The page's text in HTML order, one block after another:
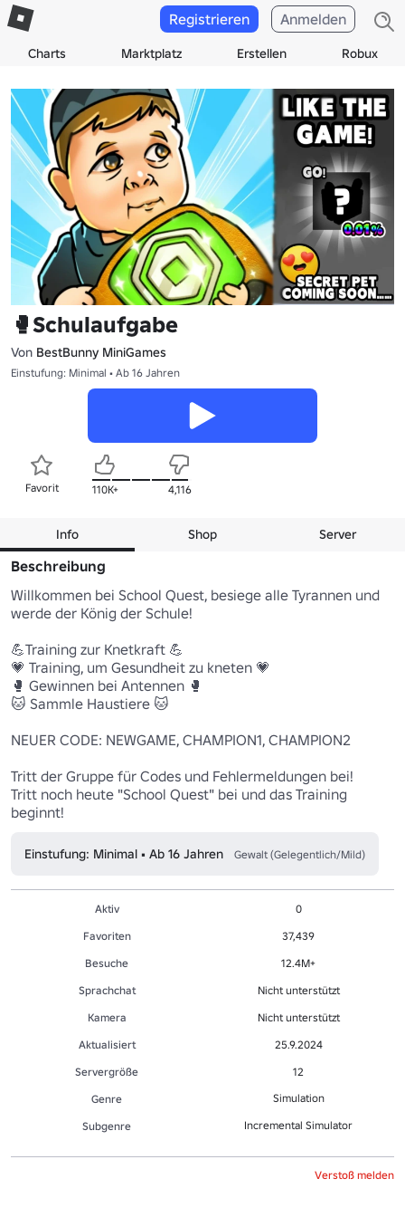
Charts Marktplatz Erstellen Robux
Registrieren Anmelden
🥊Schulaufgabe
Von BestBunny MiniGames
Einstufung: Minimal • Ab 16 Jahren
Favorit 110K+ 4,116
Info Shop Server
Beschreibung
Willkommen bei School Quest, besiege alle Tyrannen und
werde der König der Schule!
💪Training zur Knetkraft 💪
💗 Training, um Gesundheit zu kneten 💗
🥊 Gewinnen bei Antennen 🥊
🐱 Sammle Haustiere 🐱
NEUER CODE: NEWGAME, CHAMPION1, CHAMPION2
Tritt der Gruppe für Codes und Fehlermeldungen bei!
Tritt noch heute "School Quest" bei und das Training
beginnt!
Einstufung: Minimal • Ab 16 Jahren Gewalt (Gelegentlich/Mild)
Aktiv
0
Favoriten
37,439
Besuche
12.4M+
Sprachchat
Nicht unterstützt
Kamera
Nicht unterstützt
Aktualisiert
25.9.2024
Servergröße
12
Genre
Simulation
Sub­gen­re Incremental Simulator
Verstoß melden